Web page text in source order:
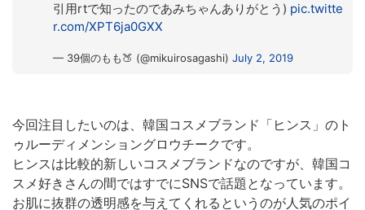
引用rtで知ったのであみちゃんありがとう) pic.twitte
r.com/XPT6ja0GXX
— 39個のもも🍑 (@mikuirosagashi) July 2, 2019
今回注目したいのは、韓国コスメブランド「ヒンス」のト
ゥルーディメンショングロウチークです。
ヒンスは比較的新しいコスメブランドなのですが、韓国コ
スメ好きさんの間ではすでにSNSで話題となっています。
お肌に抜群の透明感を与えてくれるというのが人気のポイ